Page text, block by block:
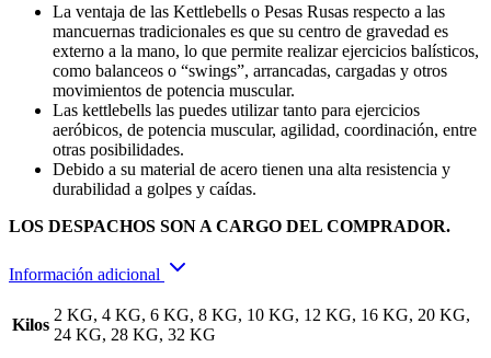
La ventaja de las Kettlebells o Pesas Rusas respecto a las
mancuernas tradicionales es que su centro de gravedad es
externo a la mano, lo que permite realizar ejercicios balísticos,
como balanceos o “swings”, arrancadas, cargadas y otros
movimientos de potencia muscular.
Las kettlebells las puedes utilizar tanto para ejercicios
aeróbicos, de potencia muscular, agilidad, coordinación, entre
otras posibilidades.
Debido a su material de acero tienen una alta resistencia y
durabilidad a golpes y caídas.
LOS DESPACHOS SON A CARGO DEL COMPRADOR.
Información adicional
Kilos
2 KG, 4 KG, 6 KG, 8 KG, 10 KG, 12 KG, 16 KG, 20 KG,
24 KG, 28 KG, 32 KG